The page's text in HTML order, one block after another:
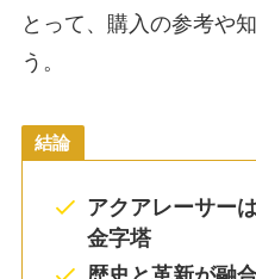
とって、購入の参考や
う。
結論
アクアレーサー
金字塔